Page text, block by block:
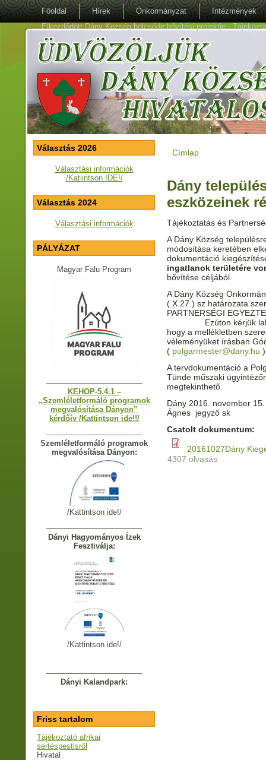
Főoldal Hírek Önkormányzat
Intézmények
Elkezdődött Dány Község bölcsőde bővítési projektje -
Választás 2026
Választási információk
/Katiintson IDE!/
Választás 2024
Választási információk
PÁLYÁZAT
Magyar Falu Program
KEHOP-5.4.1 –
„Szemléletformáló programok
megvalósítása Dányon”
kérdőív /Kattintson ide!!/
Szemléletformáló programok
megvalósítása Dányon:
/Kattintson ide!/
Dányi Hagyományos Ízek
Fesztiválja:
/Kattintson ide!/
Dányi Kalandpark:
Friss tartalom
Tájékoztató afrikai
sertéspestisről
Hivatal
Jelenlegi hely
Címlap
Dány
eszközeinek
Tájékoztatás és
A Dány Község
módosítása keretében
dokumentáció
ingatlanok területére
bővítése céljából
A Dány Község
( X.27.) sz határozata
PARTNERSÉGI
Ezúton kérjük
hogy a mellékletben
véleményüket írásban
( polgarmester@dany.hu
A tervdokumentáció a
Tünde műszaki
megtekinthető.
Dány 2016.
Ágnes jegyző sk
Csatolt dokumentum:
20161027Dány
4307 olvasás